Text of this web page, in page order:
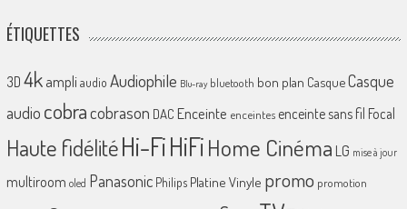
ÉTIQUETTES
3D 4k ampliaudio Audiophile Blu-ray bluetooth bon plan CasqueCasque
audio cobracobrason DAC Enceinte enceintes enceinte sans fil Focal
Haute fidélitéHi-FiHiFiHome Cinéma LG mise à jour
multiroom oled Panasonic Philips Platine Vinyle promo promotion